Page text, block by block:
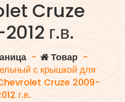
Cruze
г.в.
- Товар-
с крышкой для
Cruze 2009-
г.в.